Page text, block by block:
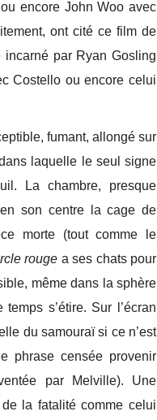
encore John Woo avec
ont cité ce film de
par Ryan Gosling
Costello ou encore celui
fumant, allongé sur
laquelle le seul signe
La chambre, presque
son centre la cage de
morte (tout comme le
rouge a ses chats pour
même dans la sphère
s’étire. Sur l’écran
du samouraï si ce n’est
phrase censée provenir
par Melville). Une
la fatalité comme celui